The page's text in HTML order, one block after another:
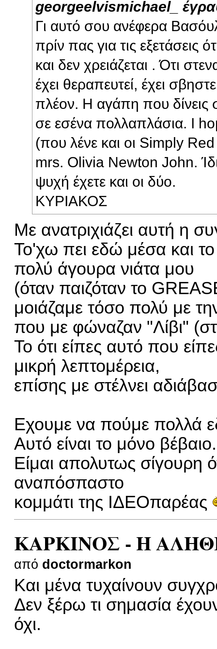
georgeelvismichael_
Γι αυτό σου ανέφερα
πρίν πας για τις εξετάσεις
και δεν χρειάζεται . Ότι
έχει θεραπευτεί, έχει
πλέον. Η αγάπη που δίνεις
σε εσένα πολλαπλάσια. I
(που λένε και οι Simply
mrs. Olivia Newton John.
ψυχή έχετε και οι δύο.
ΚΥΡΙΑΚΟΣ
Με ανατριχιάζει αυτή η
Το'χω πει εδώ μέσα και
πολύ άγουρα νιάτα μου
(όταν παιζόταν το
μοιάζαμε τόσο πολύ με
που με φώναζαν "Λίβι"
Το ότι είπες αυτό που
μικρή λεπτομέρεια,
επίσης με στέλνει
Εχουμε να πούμε πολλά
Αυτό είναι το μόνο
Είμαι απολυτως σίγουρη
αναπόσπαστο
κομμάτι της ΙΔΕΟπαρέας
ΚΑΡΚΙΝΟΣ - Η
από doctormarkon
Και μένα τυχαίνουν
Δεν ξέρω τι σημασία
όχι.